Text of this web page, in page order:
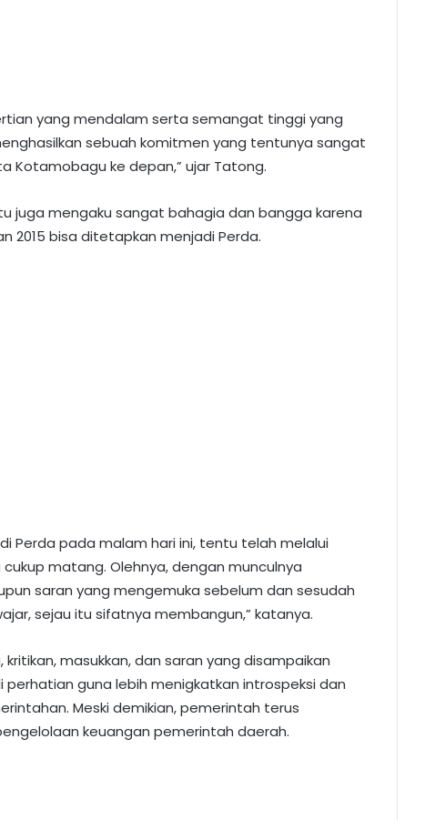
yang mendalam serta semangat tinggi yang
sebuah komitmen yang tentunya sangat
Kotamobagu ke depan,” ujar Tatong.
juga mengaku sangat bahagia dan bangga karena
2015 bisa ditetapkan menjadi Perda.
Perda pada malam hari ini, tentu telah melalui
matang. Olehnya, dengan munculnya
saran yang mengemuka sebelum dan sesudah
sejau itu sifatnya membangun,” katanya.
masukkan, dan saran yang disampaikan
guna lebih menigkatkan introspeksi dan
Meski demikian, pemerintah terus
keuangan pemerintah daerah.